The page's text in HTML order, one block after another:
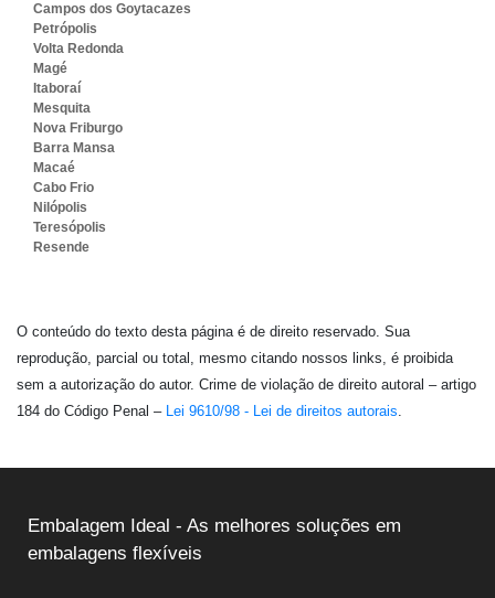
Campos dos Goytacazes
Petrópolis
Volta Redonda
Magé
Itaboraí
Mesquita
Nova Friburgo
Barra Mansa
Macaé
Cabo Frio
Nilópolis
Teresópolis
Resende
O conteúdo do texto desta página é de direito reservado. Sua
reprodução, parcial ou total, mesmo citando nossos links, é proibida
sem a autorização do autor. Crime de violação de direito autoral – artigo
184 do Código Penal – Lei 9610/98 - Lei de direitos autorais.
Embalagem Ideal - As melhores soluções em
embalagens flexíveis